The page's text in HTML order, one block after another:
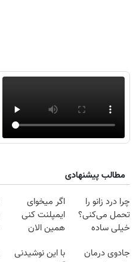
مطالب پیشنهادی
چرا درد زانو را
تحمل می‌کنی؟
خیلی ساده
کن
اگر میخوای
ایمپلنت کنی
همین الان
۲۵ میلیون
جادوی درمان
با این نوشیدنی